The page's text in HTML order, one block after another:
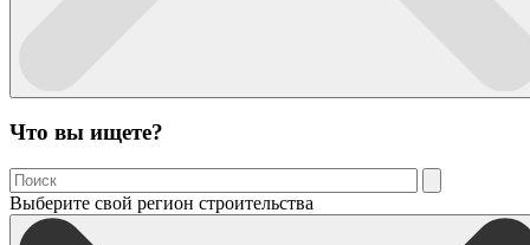
Что вы ищете?
Выберите свой регион строительства